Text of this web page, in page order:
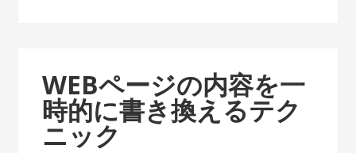
WEBページの内容を一
時的に書き換えるテク
ニック